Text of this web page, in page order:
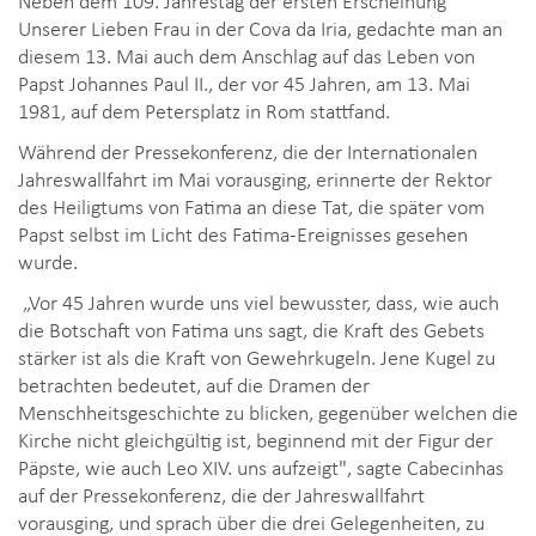
Unserer Lieben Frau in der Cova da Iria, gedachte man an
diesem 13. Mai auch dem Anschlag auf das Leben von
Papst Johannes Paul II., der vor 45 Jahren, am 13. Mai
1981, auf dem Petersplatz in Rom stattfand.
Während der Pressekonferenz, die der Internationalen
Jahreswallfahrt im Mai vorausging, erinnerte der Rektor
des Heiligtums von Fatima an diese Tat, die später vom
Papst selbst im Licht des Fatima-Ereignisses gesehen
wurde.
„Vor 45 Jahren wurde uns viel bewusster, dass, wie auch
die Botschaft von Fatima uns sagt, die Kraft des Gebets
stärker ist als die Kraft von Gewehrkugeln. Jene Kugel zu
betrachten bedeutet, auf die Dramen der
Menschheitsgeschichte zu blicken, gegenüber welchen die
Kirche nicht gleichgültig ist, beginnend mit der Figur der
Päpste, wie auch Leo XIV. uns aufzeigt", sagte Cabecinhas
auf der Pressekonferenz, die der Jahreswallfahrt
vorausging, und sprach über die drei Gelegenheiten, zu